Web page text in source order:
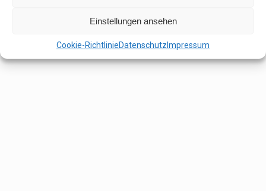
Einstellungen ansehen
Cookie-RichtlinieDatenschutz Impressum